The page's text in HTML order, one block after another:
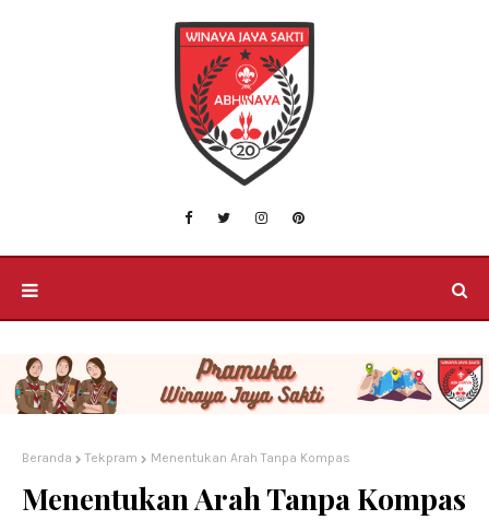
Beranda Tekpram Menentukan Arah Tanpa Kompas
Menentukan Arah Tanpa Kompas